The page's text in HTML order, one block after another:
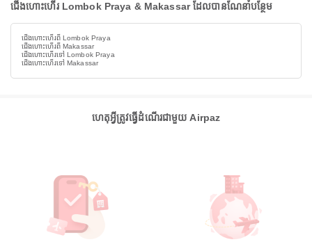
ជើងហោះហើរ Lombok Praya & Makassar ដែលបានណែនាំបន្ថែម
ជើងហោះហើរពី Lombok Praya
ជើងហោះហើរពី Makassar
ជើងហោះហើរទៅ Lombok Praya
ជើងហោះហើរទៅ Makassar
ហេតុអ្វីត្រូវធ្វើដំណើរជាមួយ Airpaz